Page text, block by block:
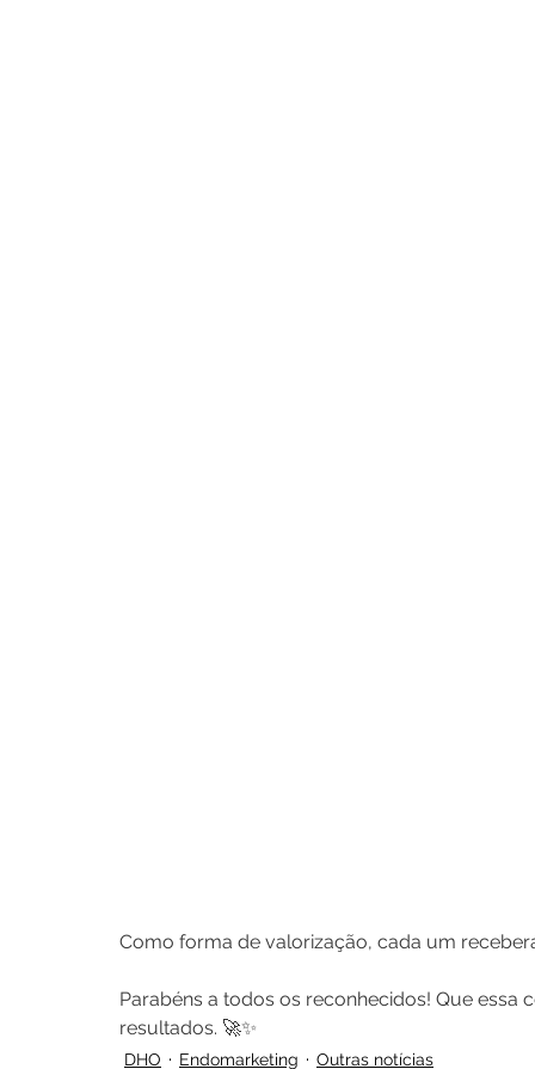
Como forma de valorização, cada um
Parabéns a todos os reconhecidos! Que essa
resultados. 🚀✨
DHO Endomarketing Outras notícias